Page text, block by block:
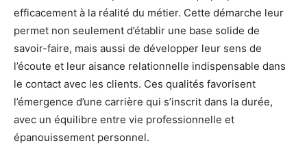
efficacement à la réalité du métier. Cette démarche leur
permet non seulement d’établir une base solide de
savoir-faire, mais aussi de développer leur sens de
l’écoute et leur aisance relationnelle indispensable dans
le contact avec les clients. Ces qualités favorisent
l’émergence d’une carrière qui s’inscrit dans la durée,
avec un équilibre entre vie professionnelle et
épanouissement personnel.